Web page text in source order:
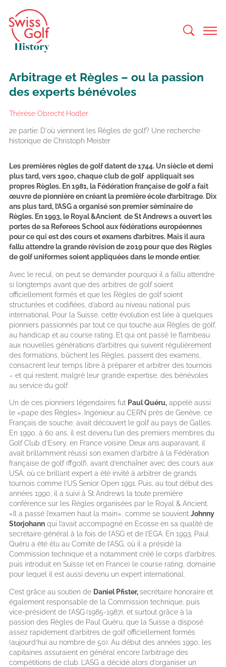
Arbitrage et Règles – ou la passion
des experts bénévoles
Thérèse Obrecht Hodler
2e partie: D'où viennent les Règles de golf? Une recherche
historique de Christoph Meister
Les premières règles de golf datent de 1744. Un siècle et demi
plus tard, vers 1900, chaque club de golf appliquait ses
propres Règles. En 1981, la Fédération française de golf a fait
œuvre de pionnière en créant la première école d’arbitrage. Dix
ans plus tard, l’ASG a organisé son premier séminaire de
Règles. En 1993, le Royal &Ancient de St Andrews a ouvert les
portes de sa Referees School aux fédérations européennes
pour ce qui est des cours et examens d’arbitres. Mais il aura
fallu attendre la grande révision de 2019 pour que des Règles
de golf uniformes soient appliquées dans le monde entier.
Avec le recul, on peut se demander pourquoi il a fallu attendre
si longtemps avant que des arbitres de golf soient
officiellement formés et que les Règles de golf soient
structurées et codifiées, d’abord au niveau national puis
international. Pour la Suisse, cette évolution est liée à quelques
pionniers passionnés par tout ce qui touche aux Règles de golf,
au handicap et au course rating. Et qui ont passé le flambeau
aux nouvelles générations d’arbitres qui suivent régulièrement
des formations, bûchent les Règles, passent des examens,
consacrent leur temps libre à préparer et arbitrer des tournois
– et qui restent, malgré leur grande expertise, des bénévoles
au service du golf.
Un de ces pionniers légendaires fut Paul Quéru, appelé aussi
le «pape des Règles». Ingénieur au CERN près de Genève, ce
Français de souche, avait découvert le golf au pays de Galles.
En 1990, à 60 ans, il est devenu l’un des premiers membres du
Golf Club d’Esery, en France voisine. Deux ans auparavant, il
avait brillamment réussi son examen d’arbitre à la Fédération
française de golf (ffgolf), avant d’enchaîner avec des cours aux
USA, où ce brillant expert a été invité à arbitrer de grands
tournois comme l’US Senior Open 1991. Puis, au tout début des
années 1990, il a suivi à St Andrews la toute première
conférence sur les Règles organisées par le Royal & Ancient.
«Il a passé l’examen haut la main», comme se souvient Johnny
Storjohann qui l’avait accompagné en Ecosse en sa qualité de
secrétaire général à la fois de l’ASG et de l’EGA. En 1993, Paul
Quéru a été élu au Comité de l’ASG, où il a présidé la
Commission technique et a notamment créé le corps d’arbitres,
puis introduit en Suisse (et en France) le course rating, domaine
pour lequel il est aussi devenu un expert international.
C’est grâce au soutien de Daniel Pfister,secrétaire honoraire et
également responsable de la Commission technique, puis
vice-président de l’ASG(1985-1987), et surtout grâce à la
passion des Règles de Paul Quéru, que la Suisse a disposé
assez rapidement d’arbitres de golf officiellement formés
(aujourd’hui au nombre de 50). Au début des années 1990, les
capitaines assuraient en général encore l’arbitrage des
compétitions de club. L’ASG a décidé alors d’organiser un